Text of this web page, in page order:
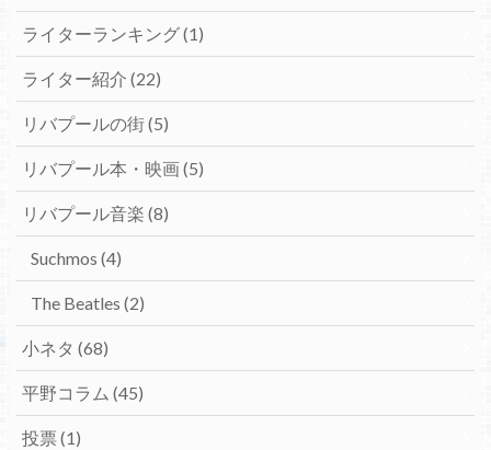
ライターランキング(1)
ライター紹介 (22)
リバプールの街(5)
リバプール本・映画(5)
リバプール音楽 (8)
Suchmos (4)
The Beatles (2)
小ネタ (68)
平野コラム (45)
投票 (1)